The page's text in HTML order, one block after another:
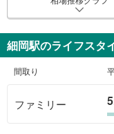
細岡駅のライフスタ
間取り
ファミリー